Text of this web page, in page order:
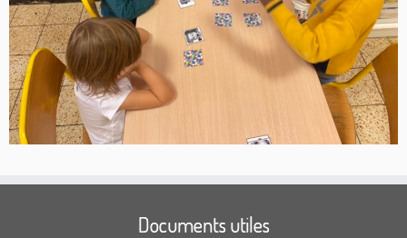
Documents utiles